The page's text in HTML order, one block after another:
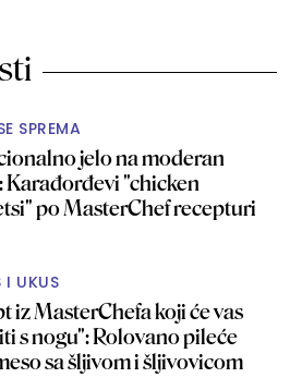
SPREMA
jelo na moderan
Karađorđevi "chicken
po MasterChef recepturi
I UKUS
iz MasterChefa koji će vas
s nogu": Rolovano pileće
sa šljivom i šljivovicom